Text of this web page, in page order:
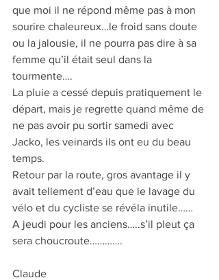
que moi il ne répond même pas à mon
sourire chaleureux…le froid sans doute
ou la jalousie, il ne pourra pas dire à sa
femme qu’il était seul dans la
tourmente….
La pluie a cessé depuis pratiquement le
départ, mais je regrette quand même de
ne pas avoir pu sortir samedi avec
Jacko, les veinards ils ont eu du beau
temps.
Retour par la route, gros avantage il y
avait tellement d’eau que le lavage du
vélo et du cycliste se révéla inutile……
A jeudi pour les anciens…..s’il pleut ça
sera choucroute………….
Claude